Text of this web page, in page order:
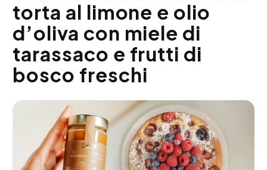
torta al limone e olio
d’oliva con miele di
tarassaco e frutti di
bosco freschi